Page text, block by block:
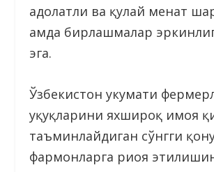
адолатли ва қулай меҳнат
ҳамда бирлашмалар
эга.
Ўзбекистон ҳукумати
ҳуқуқларини яхшироқ ҳимоя
таъминлайдиган сўнгги
фармонларга риоя